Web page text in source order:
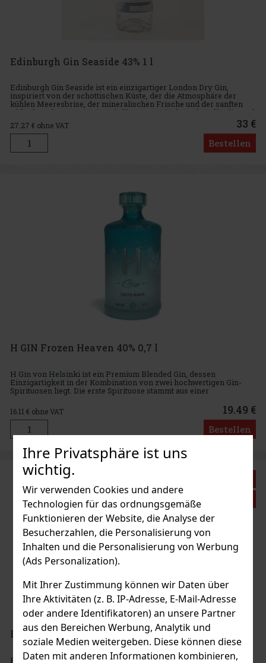
Ihre Privatsphäre ist uns
wichtig.
Wir verwenden Cookies und andere
Technologien für das ordnungsgemäße
Funktionieren der Website, die Analyse der
Besucherzahlen, die Personalisierung von
Inhalten und die Personalisierung von Werbung
(Ads Personalization).
Mit Ihrer Zustimmung können wir Daten über
Ihre Aktivitäten (z. B. IP-Adresse, E-Mail-Adresse
oder andere Identifikatoren) an unsere Partner
aus den Bereichen Werbung, Analytik und
soziale Medien weitergeben. Diese können diese
Daten mit anderen Informationen kombinieren,
Edinburgh Gin Seaside 43% 1 l
Edinburgh Gin Seaside ist ein einzigartiger London Dry Gin,
inspiriert von der schottischen Küste, der die Atmosphäre der
kühlen Meeresbrise, der mineralischen Frische und der sanften
Süße der Küstenvegetation einfängt. Botanische Rohstoffe, die an d
27.27 € ohne VAT 33 €
Bestellen
H GIN Frozen Heaven 40% 0,7 l
H Gin von Helsinki ist ein Premium Blended Gin, dessen
Einzigartigkeit in der Kombination von zwei hochwertigen Gin-
Spirituosen liegt. Die erste Spirituose stammt aus einer
renommierten niederländischen Brennerei, die für ihre Tradition
und ihre meis
16.11 € ohne VAT 19.49 €
Bestellen
H GIN Pink Heaven 40% 0,7 l
H GIN Pink Heaven ist ein Ultra-Premium-Gin, der mit Liebe und